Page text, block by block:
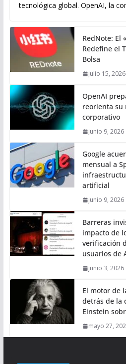
tecnológica global. OpenAI, la
RedNote: El
Redefine el
Bolsa
julio 15, 2026
OpenAI
reorienta su
corporativo
junio 9, 2026
Google
mensual a
artificial
junio 9, 2026
Barreras
impacto de
verificación
usuarios de
junio 3, 2026
El motor de
detrás de la
Einstein
mayo 27,